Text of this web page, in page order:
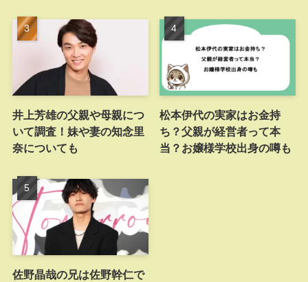
井上芳雄の父親や母親につ
いて調査！妹や妻の知念里
奈についても
松本伊代の実家はお金持
ち？父親が経営者って本
当？お嬢様学校出身の噂も
佐野晶哉の兄は佐野幹仁で